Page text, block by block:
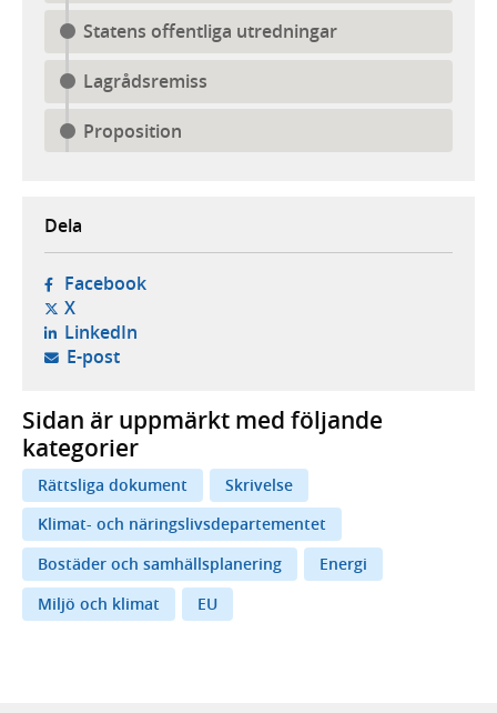
Statens offentliga utredningar
Lagrådsremiss
Proposition
Dela
Facebook- öppnas i ny flik, extern webbplats,
X- öppnas i ny flik, extern webbplats,
LinkedIn- öppnas i ny flik, extern webbplats,
E-post- öppnar din e-postklient,
Sidan är uppmärkt med följande
kategorier
Rättsliga dokument
Skrivelse
Klimat- och näringslivsdepartementet
Bostäder och samhällsplanering
Energi
Miljö och klimat
EU